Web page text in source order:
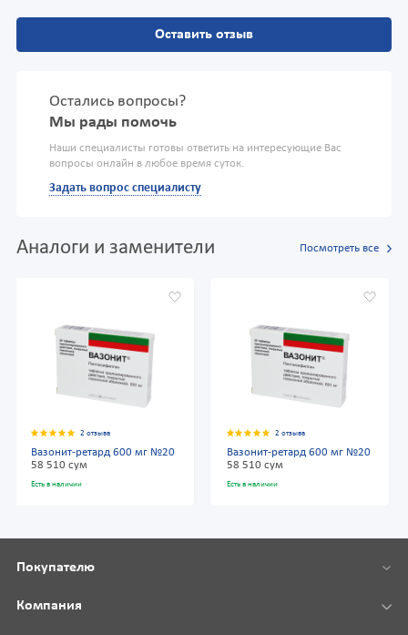
Оставить отзыв
Остались вопросы?
Мы рады помочь
Наши специалисты готовы ответить на интересующие Вас
вопросы онлайн в любое время суток.
Задать вопрос специалисту
Аналоги и заменители Посмотреть все
2 отзыва
Вазонит-ретард 600 мг №20
58 510 сум
Есть в наличии
2 отзыва
Вазонит-ретард 600 мг №20
58 510 сум
Есть в наличии
Покупателю
Компания